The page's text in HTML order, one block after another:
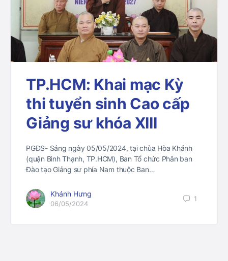
TP.HCM: Khai mạc Kỳ
thi tuyển sinh Cao cấp
Giảng sư khóa XIII
PGĐS- Sáng ngày 05/05/2024, tại chùa Hòa Khánh
(quận Bình Thạnh, TP.HCM), Ban Tổ chức Phân ban
Đào tạo Giảng sư phía Nam thuộc Ban…
Khánh Hưng
06/05/2024
1